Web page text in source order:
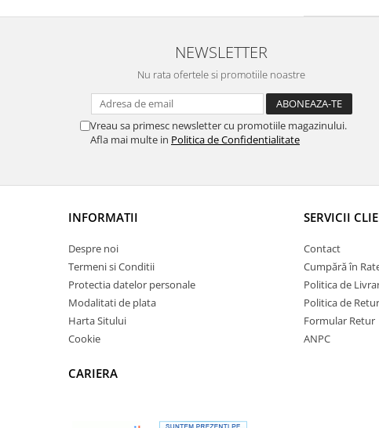
NEWSLETTER
Nu rata ofertele si promotiile noastre
Vreau sa primesc newsletter cu promotiile magazinului.
Afla mai multe in Politica de Confidentialitate
INFORMATII
Despre noi
Termeni si Conditii
Protectia datelor personale
Modalitati de plata
Harta Sitului
Cookie
CARIERA
SERVICII
Contact
Cumpără în
Politica de
Politica de Retur
Formular Retur
ANPC